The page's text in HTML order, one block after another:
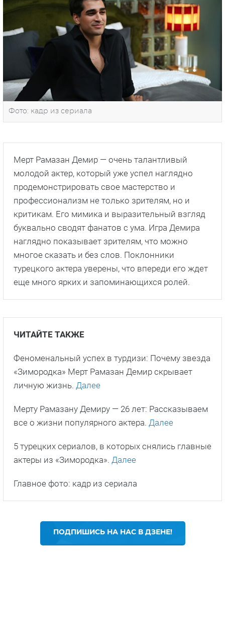
Фото: кадр из сериала
Мерт Рамазан Демир — очень талантливый
молодой актер, который уже успел наглядно
продемонстрировать свое мастерство и
профессионализм не только зрителям, но и
критикам. Его мимика и выразительный взгляд
буквально сводят фанатов с ума. Игра Демира
наглядно показывает зрителям, что можно
многое сказать и без слов. Поклонники
турецкого актера уверены, что впереди его ждет
еще много ярких и запоминающихся ролей.
ЧИТАЙТЕ ТАКЖЕ
Феноменальный успех в турдизи: Почему звезда
«Зимородка» Мерт Рамазан Демир скрывает
личную жизнь. Далее
Мерту Рамазану Демиру — 26 лет: Рассказываем
все о жизни популярного актера. Далее
5 турецких сериалов, в которых снялись главные
актеры из «Зимородка». Далее
Главное фото: кадр из сериала
ПОДПИШИСЬ НА НАС В ДЗЕНЕ!